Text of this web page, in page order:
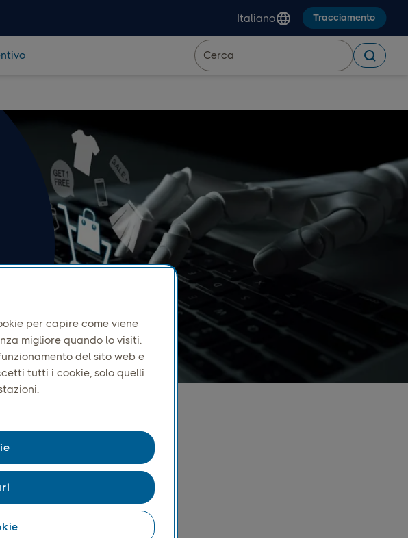
Italiano Tracciamento
per capire come viene
migliore quando lo visiti.
del sito web e
tutti i cookie, solo quelli